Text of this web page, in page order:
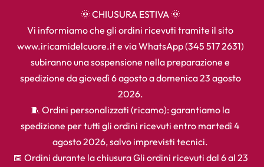
🌞 CHIUSURA ESTIVA 🌞
Vi informiamo che gli ordini ricevuti tramite il sito
www.iricamidelcuore.it e via WhatsApp (345 517 2631)
subiranno una sospensione nella preparazione e
spedizione da giovedì 6 agosto a domenica 23 agosto
2026.
🧵 Ordini personalizzati (ricamo): garantiamo la
spedizione per tutti gli ordini ricevuti entro martedì 4
agosto 2026, salvo imprevisti tecnici.
📅 Ordini durante la chiusura Gli ordini ricevuti dal 6 al 23